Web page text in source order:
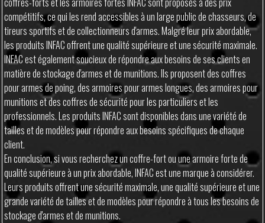
compétitifs, ce qui les rend accessibles à un large public de chasseurs, de
tireurs sportifs et de collectionneurs d'armes. Malgré leur prix abordable,
les produits INFAC offrent une qualité supérieure et une sécurité maximale.
INFAC est également soucieux de répondre aux besoins de ses clients en
matière de stockage d'armes et de munitions. Ils proposent des coffres
pour armes de poing, des armoires pour armes longues, des armoires pour
munitions et des coffres de sécurité pour les particuliers et les
professionnels. Les produits INFAC sont disponibles dans une variété de
tailles et de modèles pour répondre aux besoins spécifiques de chaque
client.
En conclusion, si vous recherchez un coffre-fort ou une armoire forte de
qualité supérieure à un prix abordable, INFAC est une marque à considérer.
Leurs produits offrent une sécurité maximale, une qualité supérieure et une
grande variété de tailles et de modèles pour répondre à tous les besoins de
stockage d'armes et de munitions.